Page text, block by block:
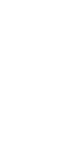
solo el tcpip.
o tirar el portatil a